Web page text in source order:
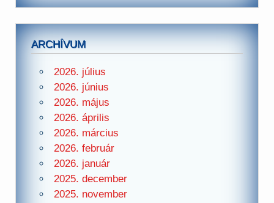
ARCHÍVUM
2026. július
2026. június
2026. május
2026. április
2026. március
2026. február
2026. január
2025. december
2025. november